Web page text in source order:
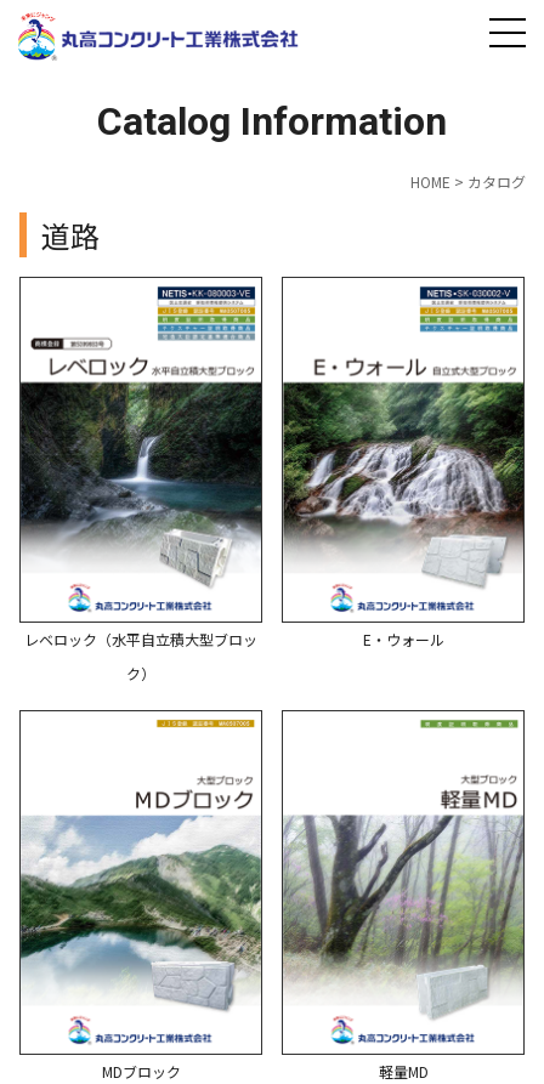
Catalog Information
HOME > カタログ
道路
レベロック（水平自立積大型ブロッ
ク）
E・ウォール
MDブロック 軽量MD